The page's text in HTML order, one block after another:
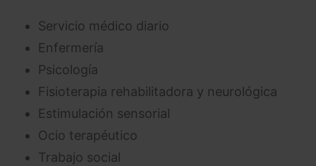
Servicio médico diario
Enfermería
Psicología
Fisioterapia rehabilitadora y neurológica
Estimulación sensorial
Ocio terapéutico
Trabajo social